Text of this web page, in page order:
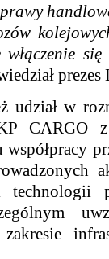
udział w
CARGO
technologii